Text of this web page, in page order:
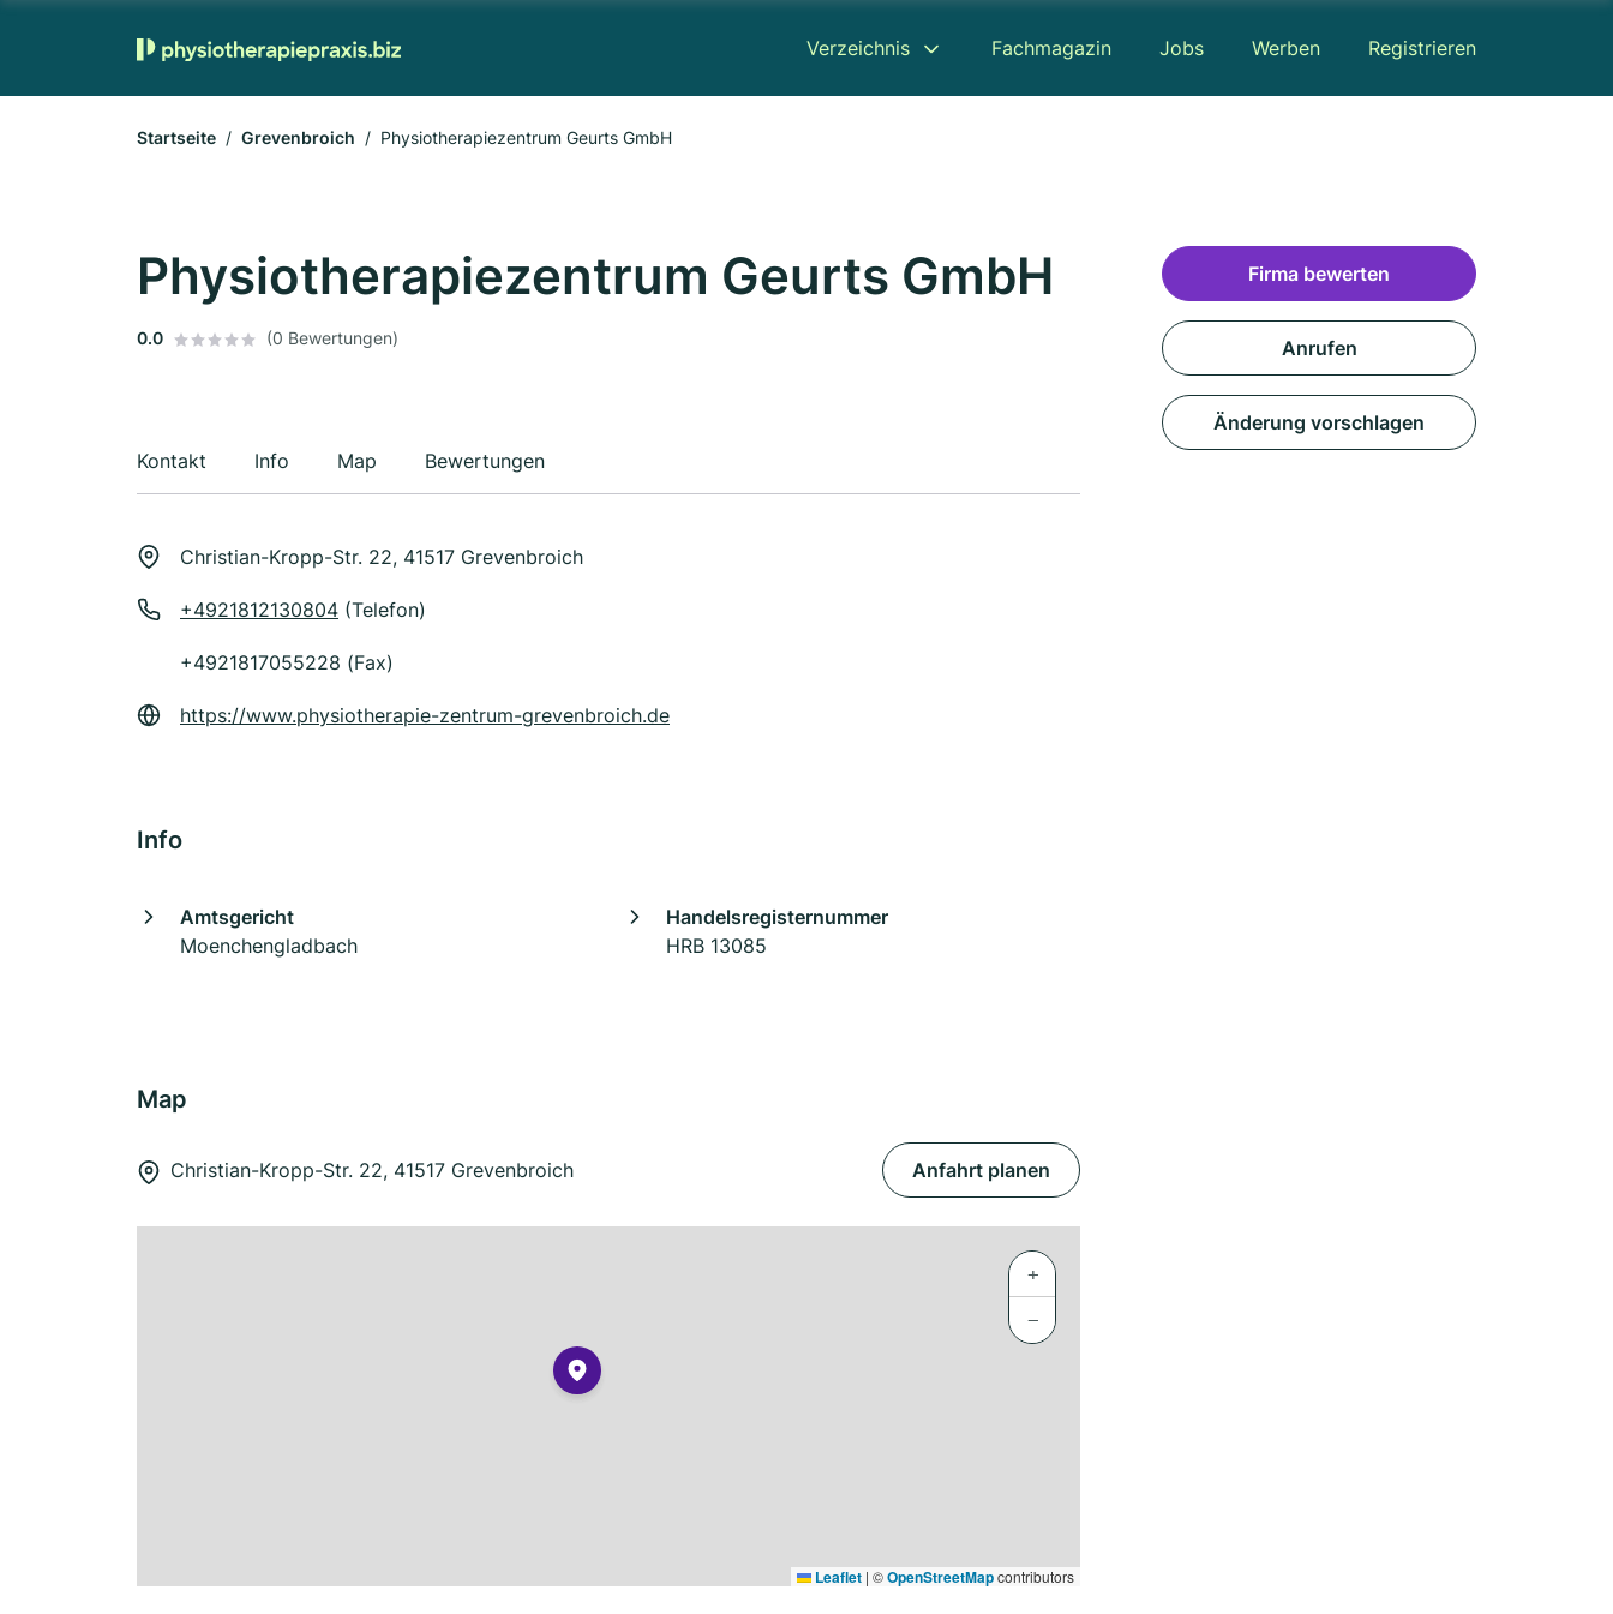
Verzeichnis Fachmagazin Jobs Werben Registrieren
Startseite Grevenbroich Physiotherapiezentrum Geurts GmbH
Physiotherapiezentrum Geurts GmbH
0.0 (0 Bewertungen)
Kontakt Info Map Bewertungen
Christian-Kropp-Str. 22, 41517 Grevenbroich
+4921812130804 (Telefon)
+4921817055228 (Fax)
https://www.physiotherapie-zentrum-grevenbroich.de
Info
Amtsgericht
Moenchengladbach
Handelsregisternummer
HRB 13085
Map
Christian-Kropp-Str. 22, 41517 Grevenbroich Anfahrt planen
+
−
Leaflet | ©OpenStreetMapcontributors
Firma bewerten
Anrufen
Änderung vorschlagen